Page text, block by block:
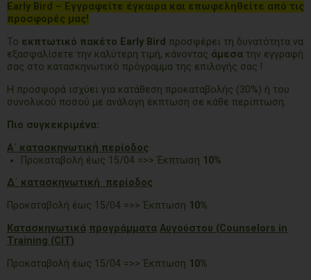
Early Bird – Εγγραφείτε έγκαιρα και επωφεληθείτε από τις
προσφορές μας!
Το εκπτωτικό πακέτο Early Bird προσφέρει τη δυνατότητα να
εξασφαλίσετε την καλύτερη τιμή, κάνοντας άμεσα την εγγραφή
σας στο κατασκηνωτικό πρόγραμμα της επιλογής σας !
Η προσφορά ισχύει για κατάθεση προκαταβολής (30%) ή του
συνολικού ποσού με ανάλογη έκπτωση σε κάθε περίπτωση.
Πιο συγκεκριμένα:
Α΄ κατασκηνωτική περίοδος
Προκαταβολή έως 15/04 =>> Έκπτωση 10%
Δ΄ κατασκηνωτική περίοδος
Προκαταβολή έως 15/04 =>> Έκπτωση 10%
Κατασκηνωτικά προγράμματα Αυγούστου (Counselors in
Training (CIT)
Προκαταβολή έως 15/04 =>> Έκπτωση 10%